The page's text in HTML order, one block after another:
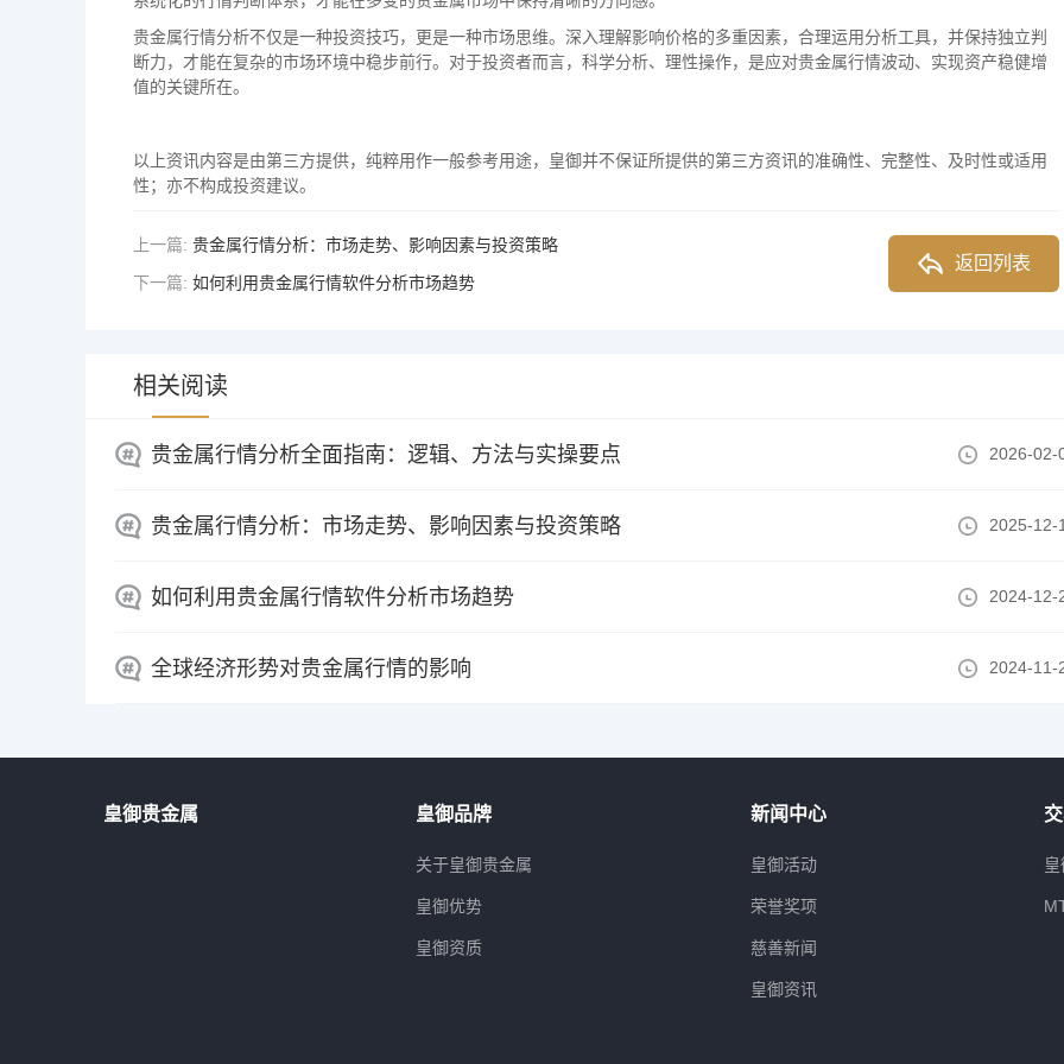
贵金属行情分析不仅是一种投资技巧，更是一种市场思维。深入理解影响价格的多重因素，合理运用分析工具，并保持独立判
断力，才能在复杂的市场环境中稳步前行。对于投资者而言，科学分析、理性操作，是应对贵金属行情波动、实现资产稳健增
值的关键所在。
以上资讯内容是由第三方提供，纯粹用作一般参考用途，皇御并不保证所提供的第三方资讯的准确性、完整性、及时性或适用
性；亦不构成投资建议。
上一篇: 贵金属行情分析：市场走势、影响因素与投资策略
下一篇: 如何利用贵金属行情软件分析市场趋势
返回列表
相关阅读
贵金属行情分析全面指南：逻辑、方法与实操要点 2026-02-
贵金属行情分析：市场走势、影响因素与投资策略 2025-12-
如何利用贵金属行情软件分析市场趋势 2024-12-
全球经济形势对贵金属行情的影响 2024-11-
皇御贵金属 皇御品牌
关于皇御贵金属
皇御优势
皇御资质
新闻中心
皇御活动
荣誉奖项
慈善新闻
皇御资讯